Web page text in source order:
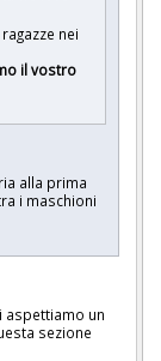
nei
il vostro
alla prima
i maschioni
aspettiamo un
sezione